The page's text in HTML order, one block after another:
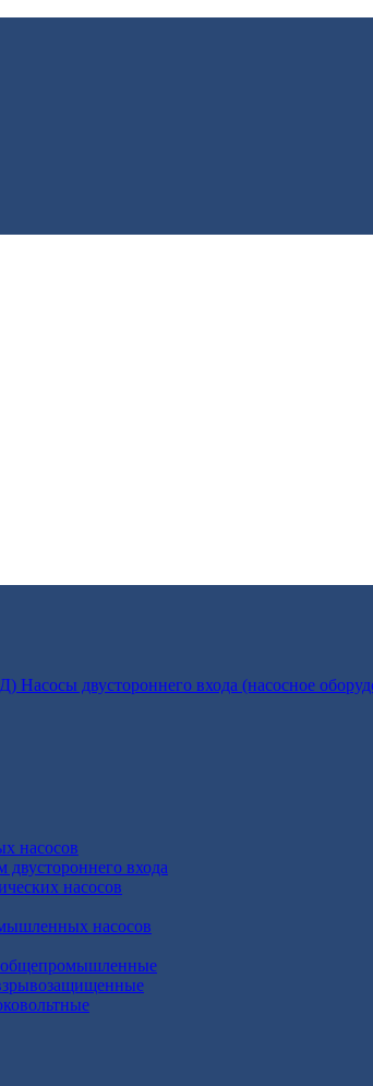
Насосы двустороннего входа (насосное
насосов
двустороннего входа
насосов
насосов
общепромышленные